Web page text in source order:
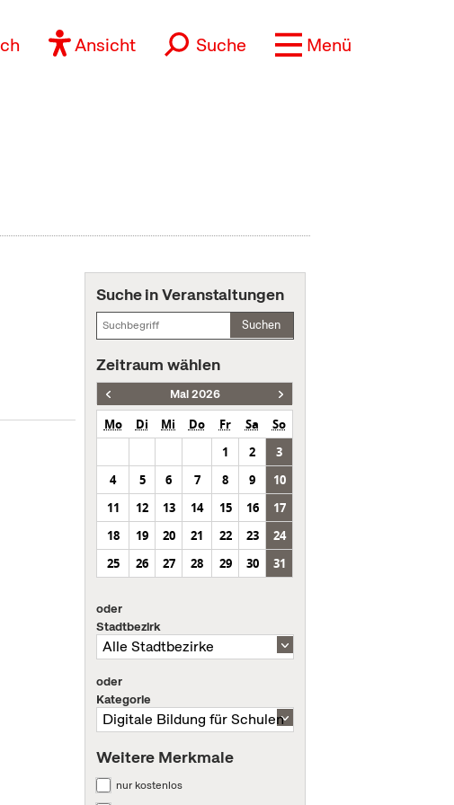
Ansicht Suche Menü
Suche in Veranstaltungen
Suchen
Zeitraum wählen
Mai 2026
Mo Di Mi Do Fr Sa
So
1
2
3
4
5 6 7 8 9
10
11
12 13 14 15 16
17
18
19 20 21 22 23
24
25
26 27 28 29 30 31
oder
Stadtbezirk
oder
Kategorie
Weitere Merkmale
nur kostenlos